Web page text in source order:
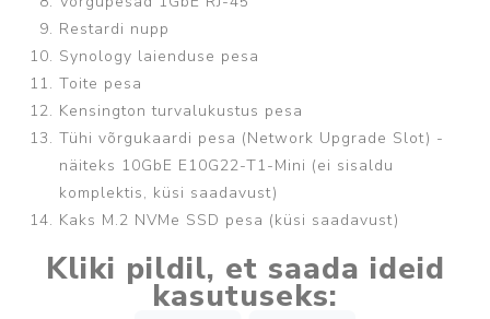
Restardi nupp
Synology laienduse pesa
Toite pesa
Kensington turvalukustus pesa
Tühi võrgukaardi pesa (Network Upgrade Slot) -
näiteks 10GbE E10G22-T1-Mini (ei sisaldu
komplektis, küsi saadavust)
Kaks M.2 NVMe SSD pesa (küsi saadavust)
Kliki pildil, et saada ideid
kasutuseks: